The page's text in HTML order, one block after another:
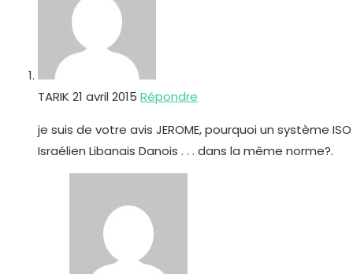
TARIK 21 avril 2015 Répondre
je suis de votre avis JEROME, pourquoi un système
Israélien Libanais Danois . . . dans la même norme?.